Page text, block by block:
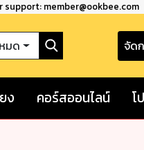
support: member@ookbee.com
มด จัด
ง คอร์สออนไลน์ โ